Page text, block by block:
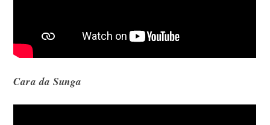
Cara da Sunga